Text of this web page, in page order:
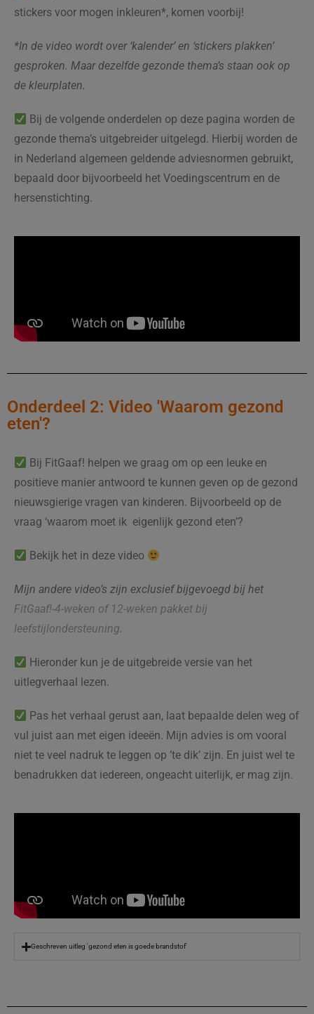
stickers voor mogen inkleuren*, komen voorbij!
*In de video wordt over ‘kalender’ en ‘stickers plakken’
gesproken. Maar dezelfde gezonde thema’s staan ook op
de kleurplaten.
Bij de volgende onderdelen op deze pagina worden de
gezonde thema’s uitgebreider uitgelegd. Hierbij worden de
in Nederland algemeen geldende adviesnormen gebruikt,
bepaald door bijvoorbeeld het Voedingscentrum en de
hersenstichting.
Onderdeel 2: Video 'Waarom gezond
eten'?
Bij FitGaaf! helpen we graag om op een leuke en
positieve manier antwoord te kunnen geven op de gezond
nieuwsgierige vragen van kinderen. Bijvoorbeeld op de
vraag ‘waarom moet ik eigenlijk gezond eten’?
Bekijk het in deze video
Mijn andere video’s zijn exclusief bijgevoegd bij het
FitGaaf!-4-weken of 12-weken pakket bij
leefstijlondersteuning.
Hieronder kun je de uitgebreide versie van het
uitlegverhaal lezen.
Pas het verhaal gerust aan, laat bepaalde delen weg of
vul juist aan met eigen ideeën. Mijn advies is om vooral
niet te veel nadruk te leggen op ’te dik’ zijn. En juist wel te
benadrukken dat iedereen, ongeacht uiterlijk, er mag zijn.
Geschreven uitleg 'gezond eten is goede brandstof'